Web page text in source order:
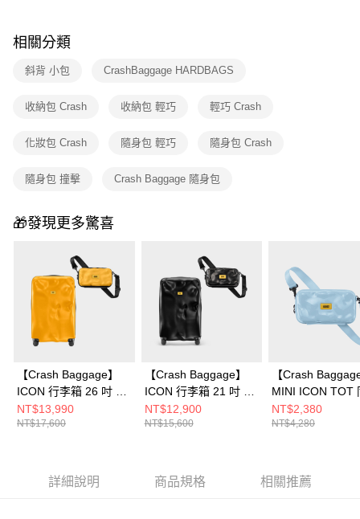
宅配
免運費
相關分類
斜背 小包 CrashBaggage HARDBAGS
收納包 Crash 收納包 輕巧 輕巧 Crash
化妝包 Crash 隨身包 輕巧 隨身包 Crash
隨身包 撞擊 Crash Baggage 隨身包
🎁發現更多驚喜
【Crash Baggage】
ICON 行李箱 26 吋 +
MINI ICON 撞擊隨身
包
NT$13,990
NT$17,600
【Crash Baggage】
ICON 行李箱 21 吋 +
MINI ICON 撞擊隨身
包
NT$12,900
NT$15,600
【Crash
MINI ICON TOT
撞擊隨身包
NT$2,380
NT$4,280
詳細說明 商品規格 相關推薦